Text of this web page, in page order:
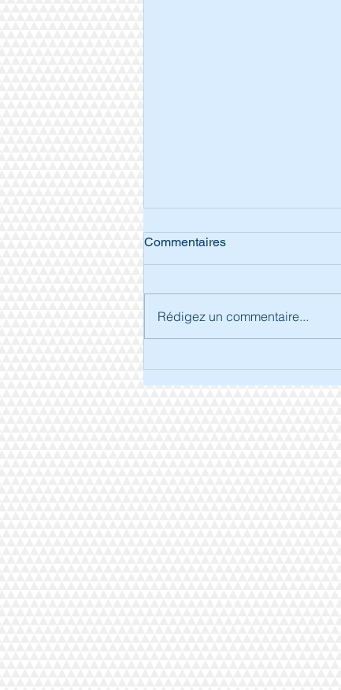
Séjour à Arcachon.
Commentaires
Rédigez un commentaire...